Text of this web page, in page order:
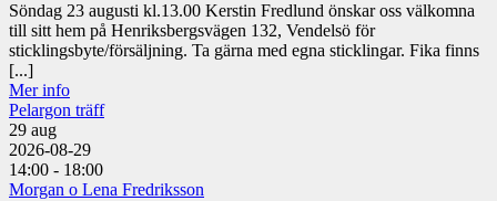
Söndag 23 augusti kl.13.00 Kerstin Fredlund önskar oss välkomna
till sitt hem på Henriksbergsvägen 132, Vendelsö för
sticklingsbyte/försäljning. Ta gärna med egna sticklingar. Fika finns
[...]
Mer info
Pelargon träff
29 aug
2026-08-29
14:00 - 18:00
Morgan o Lena Fredriksson